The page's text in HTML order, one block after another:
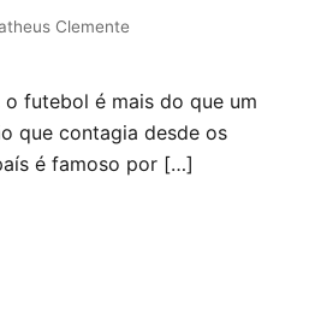
Clemente
futebol é mais do que um
que contagia desde os
é famoso por […]